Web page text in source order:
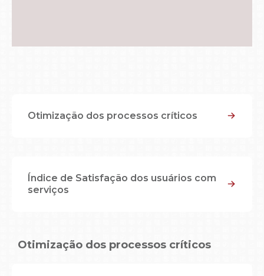
Otimização dos processos críticos
Índice de Satisfação dos usuários com
serviços
Otimização dos processos críticos